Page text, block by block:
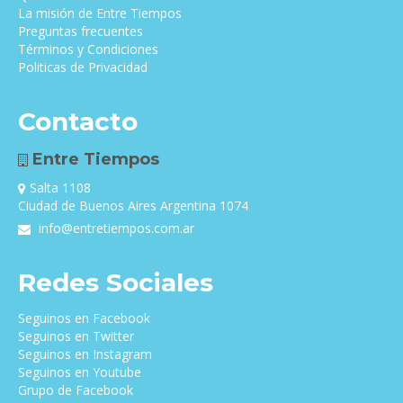
La misión de Entre Tiempos
Preguntas frecuentes
Términos y Condiciones
Politicas de Privacidad
Contacto
Entre Tiempos
Salta 1108
Ciudad de Buenos Aires Argentina 1074
info@entretiempos.com.ar
Redes Sociales
Seguinos en Facebook
Seguinos en Twitter
Seguinos en Instagram
Seguinos en Youtube
Grupo de Facebook